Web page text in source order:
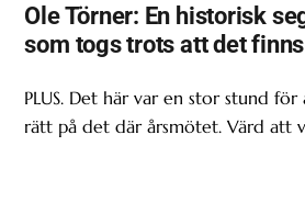
Ole Törner: En historisk
som togs trots att det
PLUS. Det här var en stor stund
rätt på det där årsmötet. Värd att